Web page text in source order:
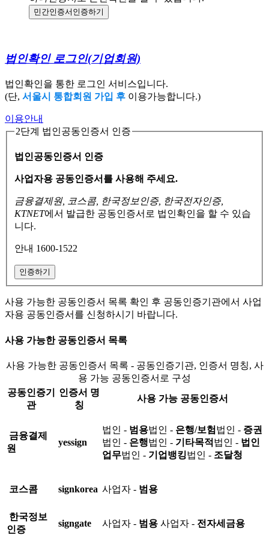
민간인증서 인증하기
법인확인 로그인(기업회원)
법인확인을 통한 로그인 서비스입니다.
(단, 서울시 통합회원 가입 후 이용가능합니다.)
이용안내
2단계 법인공동인증서 인증
법인공동인증서 인증
사업자용 공동인증서를 사용해 주세요.
금융결제원, 코스콤, 한국정보인증, 한국전자인증,
KTNET에서 발급한 공동인증서로 법인확인을 할 수 있습
니다.
안내 1600-1522
인증하기
사용 가능한 공동인증서 목록 확인 후 공동인증기관에서 사업
자용 공동인증서를 신청하시기 바랍니다.
사용 가능한 공동인증서 목록
사용 가능한 공동인증서 목록 - 공동인증기관, 인증서 명칭, 사
용 가능 공동인증서로 구성
공동인증기
관
인증서 명
칭
사용 가능 공동인증서
금융결제
원
yessign
법인 - 범용법인 - 은행/보험 법인 - 증권
법인 - 은행법인 - 기타목적 법인 - 법인
업무법인 - 기업뱅킹법인 - 조달청
코스콤 signkorea 사업자 - 범용
한국정보
인증
signgate 사업자 - 범용 사업자 - 전자세금용